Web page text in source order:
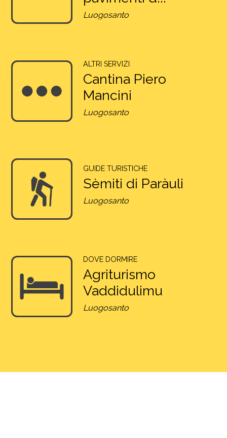
Luogosanto
ALTRI SERVIZI
Cantina Piero
Mancini
Luogosanto
GUIDE TURISTICHE
Sèmiti di Paràuli
Luogosanto
DOVE DORMIRE
Agriturismo
Vaddidulimu
Luogosanto